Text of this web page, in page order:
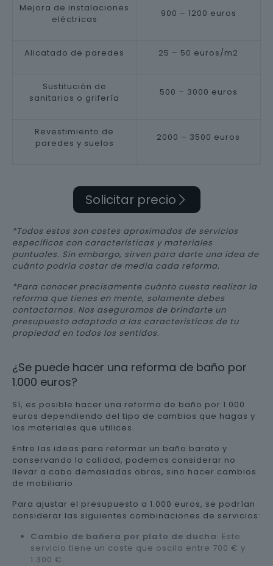
Mejora de instalaciones
eléctricas
900 – 1200 euros
Alicatado de paredes 25 – 50 euros/m2
Sustitución de
sanitarios o grifería
500 – 3000 euros
Revestimiento de
paredes y suelos
2000 – 3500 euros
Solicitar precio
*Todos estos son costes aproximados de servicios
específicos con características y materiales
puntuales. Sin embargo, sirven para darte una idea de
cuánto podría costar de media cada reforma.
*Para conocer precisamente cuánto cuesta realizar la
reforma que tienes en mente, solamente debes
contactarnos. Nos aseguramos de brindarte un
presupuesto adaptado a las características de tu
propiedad en todos los sentidos.
¿Se puede hacer una reforma de baño por
1.000 euros?
Sí, es posible hacer una reforma de baño por 1.000
euros dependiendo del tipo de cambios que hagas y
los materiales que utilices.
Entre las ideas para reformar un baño barato y
conservando la calidad, podemos considerar no
llevar a cabo demasiadas obras, sino hacer cambios
de mobiliario.
Para ajustar el presupuesto a 1.000 euros, se podrían
considerar las siguientes combinaciones de servicios:
Cambio de bañera por plato de ducha: Este
servicio tiene un coste que oscila entre 700 € y
1.300 €.